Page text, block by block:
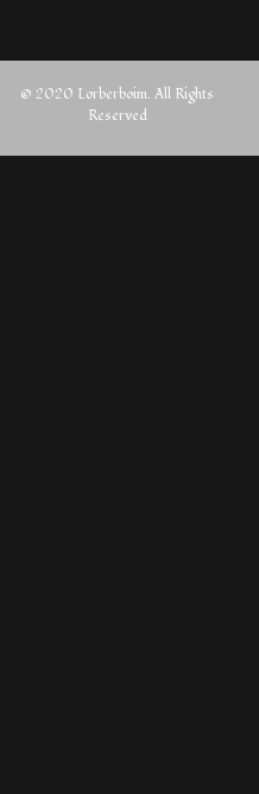
© 2020 Lorberboim. All Rights
Reserved